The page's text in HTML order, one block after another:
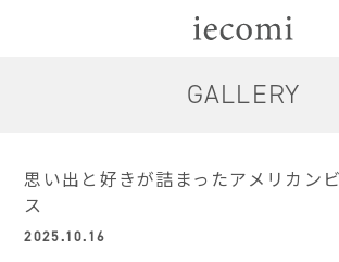
GALLERY
思い出と好きが詰まったアメリカン
ス
2025.10.16